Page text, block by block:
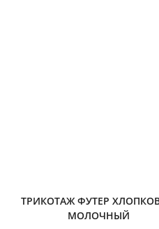
ТРИКОТАЖ ФУТЕР
МОЛОЧНЫЙ